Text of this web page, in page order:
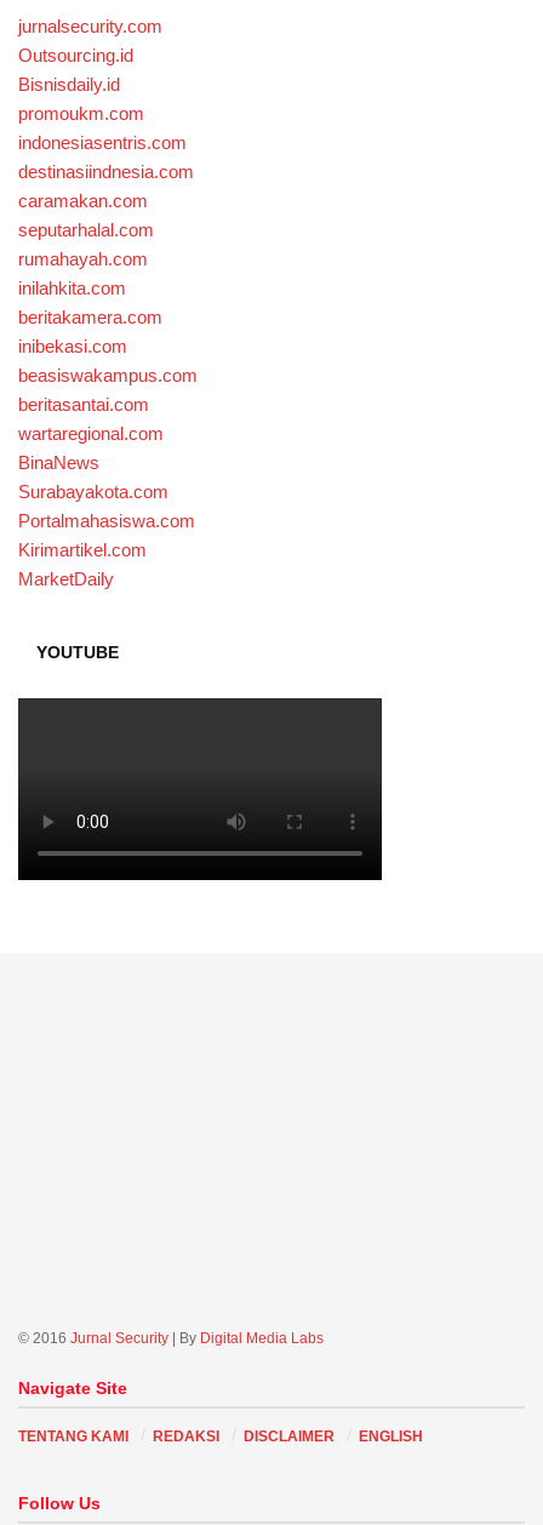
jurnalsecurity.com
Outsourcing.id
Bisnisdaily.id
promoukm.com
indonesiasentris.com
destinasiindnesia.com
caramakan.com
seputarhalal.com
rumahayah.com
inilahkita.com
beritakamera.com
inibekasi.com
beasiswakampus.com
beritasantai.com
wartaregional.com
BinaNews
Surabayakota.com
Portalmahasiswa.com
Kirimartikel.com
MarketDaily
YOUTUBE
© 2016 Jurnal Security | By Digital Media Labs
Navigate Site
TENTANG KAMI REDAKSI DISCLAIMER ENGLISH
Follow Us